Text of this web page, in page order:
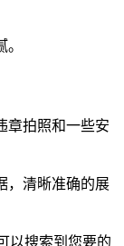
。
章拍照和一些安
，清晰准确的展
以搜索到您要的